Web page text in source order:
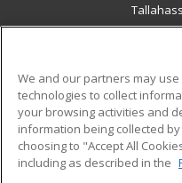
Military
Financial Assistance
Help
We and our partners may
technologies to collect
your browsing activities and
information being collected
choosing to "Accept All
including as described in the